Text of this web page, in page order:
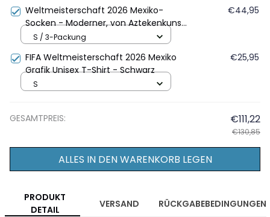
Schwarz
Weltmeisterschaft 2026 Mexiko-
Socken - Moderner, von Aztekenkunst
inspirierter personalisierter Stil
€44,95
S / 3-Packung
FIFA Weltmeisterschaft 2026 Mexiko
Grafik Unisex T-Shirt - Schwarz
€25,95
S
GESAMTPREIS: €111,22
€130,85
ALLES IN DEN WARENKORB LEGEN
PRODUKT
DETAIL
VERSAND RÜCKGABEBEDINGUNGEN